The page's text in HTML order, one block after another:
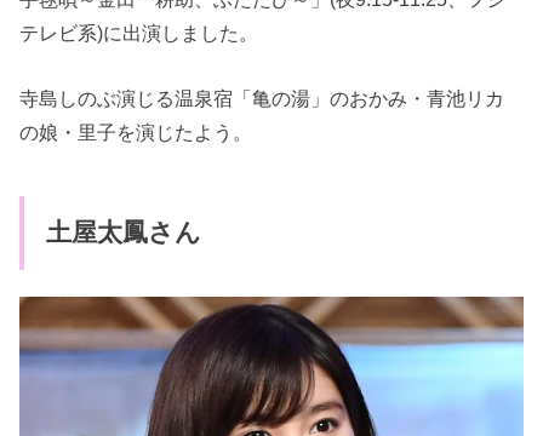
テレビ系)に出演しました。
寺島しのぶ演じる温泉宿「亀の湯」のおかみ・青池リカ
の娘・里子を演じたよう。
土屋太鳳さん